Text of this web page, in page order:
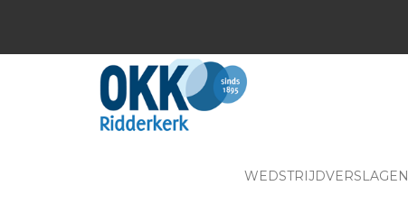
WEDSTRIJDVERSLAGEN